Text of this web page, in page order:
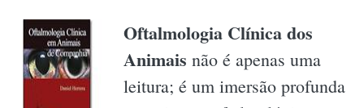
Oftalmologia Clínica dos
Animais não é apenas uma
leitura; é um imersão profunda